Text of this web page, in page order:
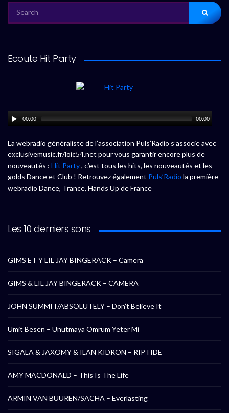
FOR:
Ecoute Hit Party
00:00 00:00
La webradio généraliste de l’association Puls’Radio s’associe avec
exclusivemusic.fr/loic54.net pour vous garantir encore plus de
nouveautés : Hit Party, c’est tous les hits, les nouveautés et les
golds Dance et Club ! Retrouvez également Puls’Radio la première
webradio Dance, Trance, Hands Up de France
Les 10 derniers sons
GIMS ET Y LIL JAY BINGERACK – Camera
GIMS & LIL JAY BINGERACK – CAMERA
JOHN SUMMIT/ABSOLUTELY – Don’t Believe It
Umit Besen – Unutmaya Omrum Yeter Mi
SIGALA & JAXOMY & ILAN KIDRON – RIPTIDE
AMY MACDONALD – This Is The Life
ARMIN VAN BUUREN/SACHA – Everlasting